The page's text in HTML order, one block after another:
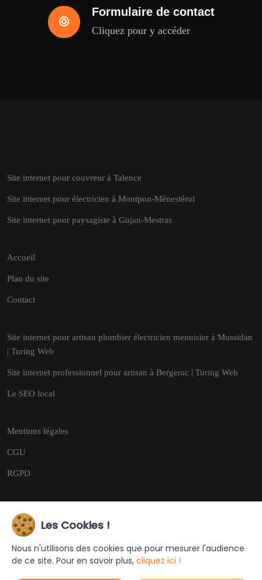
Formulaire de contact
Cliquez pour y accéder
Site internet pour couvreur à Talence
Site internet pour électricien à Montpon-Ménestérol
Site internet pour paysagiste à Gujan-Mestras
Accueil
Plan du site
Contact
Site internet pour artisan plombier électricien menuisier à Mussidan
| Turing Web
Site internet professionnel pour artisan à Bergerac | Turing Web
Le SEO local
Mentions légales
CGU
RGPD
Copyright © 2026
Ce site a été créé et est géré par Turing Web
Les Cookies !
Nous n'utilisons des cookies que pour mesurer l'audience
de ce site. Pour en savoir plus, cliquez ici !